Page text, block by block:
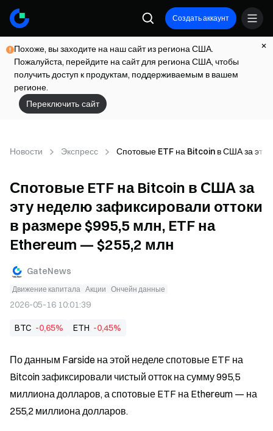
Создать аккаунт
Похоже, вы заходите на наш сайт из региона США.
Пожалуйста, перейдите на сайт для региона США, чтобы
получить доступ к продуктам, поддерживаемым в вашем
регионе.
Переключить сайт
Новости Экспресс Спотовые ETF на Bitcoin в США за эту
Спотовые ETF на Bitcoin в США за
эту неделю зафиксировали оттоки
в размере $995,5 млн, ETF на
Ethereum — $255,2 млн
GateNews
Движение капитала Акции Ончейн данные
2026-05-16 10:01:39
BTC -0,65% ETH -0,45%
По данным Farside на этой неделе спотовые ETF на
Bitcoin зафиксировали чистый отток на сумму 995,5
миллиона долларов, а спотовые ETF на Ethereum — на
255,2 миллиона долларов.